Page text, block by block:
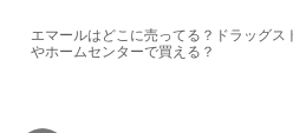
エマールはどこに売ってる？ドラッグス
やホームセンターで買える？